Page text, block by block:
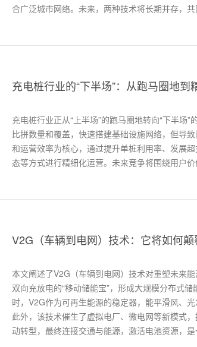
合广泛城市网络。未来，两种技术将长期并存，共
充电桩行业的“下半场”：从跑马圈地到
充电桩行业正从“上半场”的跑马圈地转向“下半场
比拼数量和覆盖，快速搭建基础设施网络，但导
和运营效率为核心，通过提升单桩利用率、发展
态等方式进行精细化运营。未来竞争将围绕用户价
V2G（车辆到电网）技术：它将如何颠
本文阐述了V2G（车辆到电网）技术对重塑未来
双向充放电的“移动储能宝”，形成大规模分布式
时，V2G作为可再生能源的稳定器，能平滑风、
此外，该技术催生了虚拟电厂、微电网等新模式
动转型，最终连接交通与能源，激活电池资源，